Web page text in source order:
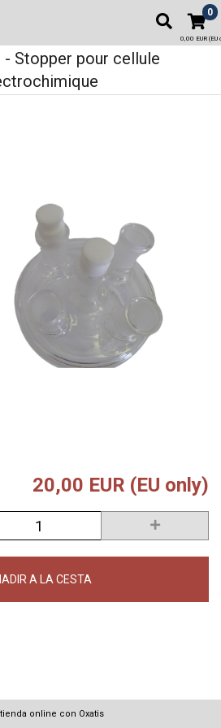
0
0,00 EUR (EU
- Stopper pour cellule
20,00 EUR (EU only)
A LA CESTA
tienda online con Oxatis